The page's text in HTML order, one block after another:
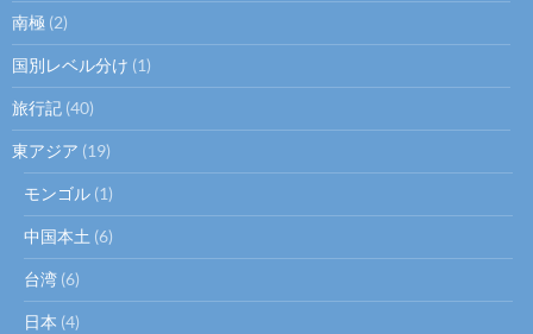
南極 (2)
国別レベル分け (1)
旅行記 (40)
東アジア (19)
モンゴル (1)
中国本土 (6)
台湾 (6)
日本 (4)